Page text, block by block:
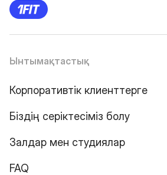
Ынтымақтастық
Корпоративтік клиенттерге
Біздің серіктесіміз болу
Залдар мен студиялар
FAQ